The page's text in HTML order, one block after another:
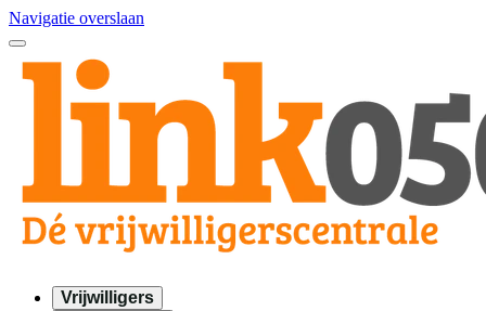
Navigatie overslaan
Vrijwilligers